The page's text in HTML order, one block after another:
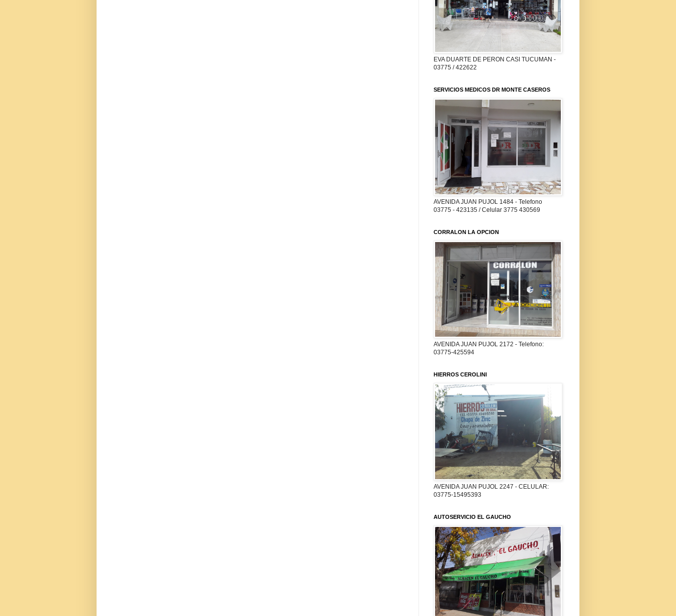
EVA DUARTE DE PERON CASI TUCUMAN -
03775 / 422622
SERVICIOS MEDICOS DR MONTE CASEROS
AVENIDA JUAN PUJOL 1484 - Telefono
03775 - 423135 / Celular 3775 430569
CORRALON LA OPCION
AVENIDA JUAN PUJOL 2172 - Telefono:
03775-425594
HIERROS CEROLINI
AVENIDA JUAN PUJOL 2247 - CELULAR:
03775-15495393
AUTOSERVICIO EL GAUCHO